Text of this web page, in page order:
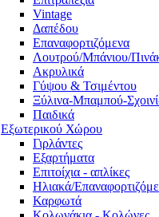
Vintage
Δαπέδου
Επαναφορτιζόμενα
Λουτρού/Μπάνιου/
Ακρυλικά
Γύψου & Τσιμέντου
Ξύλινα-Μπαμπού-
Παιδικά
Εξωτερικού Χώρου
Γιρλάντες
Εξαρτήματα
Επιτοίχια - απλίκες
Ηλιακά/
Καρφωτά